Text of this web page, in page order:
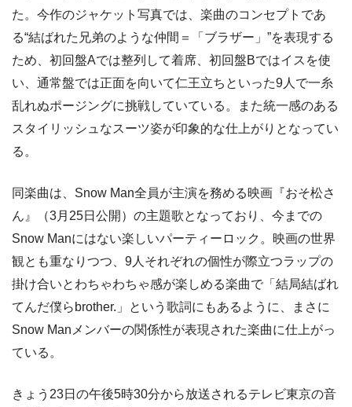
た。今作のジャケット写真では、楽曲のコンセプトであ
る“結ばれた兄弟のような仲間＝「ブラザー」”を表現する
ため、初回盤Aでは整列して着席、初回盤Bではイスを使
い、通常盤では正面を向いて仁王立ちといった9人で一糸
乱れぬポージングに挑戦していている。また統一感のある
スタイリッシュなスーツ姿が印象的な仕上がりとなってい
る。
同楽曲は、Snow Man全員が主演を務める映画『おそ松さ
ん』（3月25日公開）の主題歌となっており、今までの
Snow Manにはない楽しいパーティーロック。映画の世界
観とも重なりつつ、9人それぞれの個性が際立つラップの
掛け合いとわちゃわちゃ感が楽しめる楽曲で「結局結ばれ
てんだ僕らbrother.」という歌詞にもあるように、まさに
Snow Manメンバーの関係性が表現された楽曲に仕上がっ
ている。
きょう23日の午後5時30分から放送されるテレビ東京の音